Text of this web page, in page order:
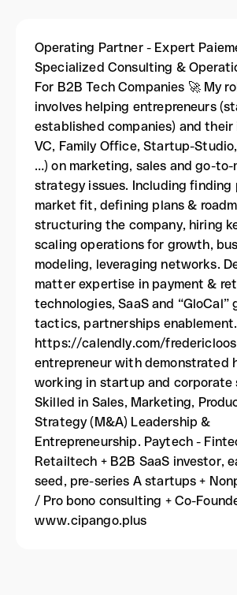
Operating Partner - Expert
Specialized Consulting &
For B2B Tech Companies 🚀 My
involves helping entrepreneurs
established companies) and their
VC, Family Office, Startup-
…) on marketing, sales and go-to-
strategy issues. Including finding
market fit, defining plans &
structuring the company, hiring
scaling operations for growth,
modeling, leveraging networks.
matter expertise in payment &
technologies, SaaS and “GloCal”
tactics, partnerships enablement.
https://calendly.com/
entrepreneur with demonstrated
working in startup and corporate
Skilled in Sales, Marketing,
Strategy (M&A) Leadership &
Entrepreneurship. Paytech -
Retailtech + B2B SaaS investor,
seed, pre-series A startups +
/ Pro bono consulting + Co-
www.cipango.plus